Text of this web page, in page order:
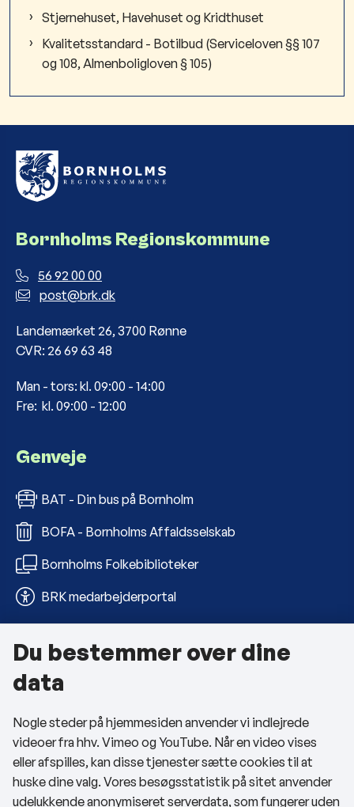
Stjernehuset, Havehuset og Kridthuset
Kvalitetsstandard - Botilbud (Serviceloven §§ 107
og 108, Almenboligloven § 105)
Bornholms Regionskommune
56 92 00 00
post@brk.dk
Landemærket 26, 3700 Rønne
CVR: 26 69 63 48
Man - tors: kl. 09:00 - 14:00
Fre: kl. 09:00 - 12:00
Genveje
BAT - Din bus på Bornholm
BOFA - Bornholms Affaldsselskab
Bornholms Folkebiblioteker
BRK medarbejderportal
Om kommunen
Kontakt os
Telefon- og åbningstider
Tilgængelighedserklæring
Privatlivspolitik
Du bestemmer over dine
data
Nogle steder på hjemmesiden anvender vi indlejrede
videoer fra hhv. Vimeo og YouTube. Når en video vises
eller afspilles, kan disse tjenester sætte cookies til at
huske dine valg. Vores besøgsstatistik på sitet anvender
udelukkende anonymiseret serverdata, som fungerer uden